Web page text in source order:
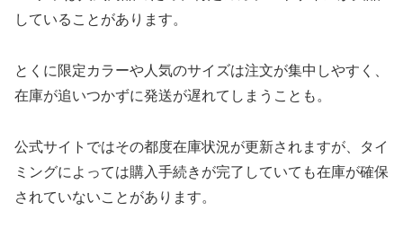
していることがあります。
とくに限定カラーや人気のサイズは注文が集中しやすく、
在庫が追いつかずに発送が遅れてしまうことも。
公式サイトではその都度在庫状況が更新されますが、タイ
ミングによっては購入手続きが完了していても在庫が確保
されていないことがあります。